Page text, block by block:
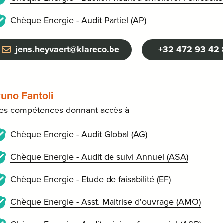
Chèque Energie - Audit Partiel (AP)
jens.heyvaert@klareco.be +32 472 93 42
Fantoli
compétences donnant accès à
Chèque Energie - Audit Global (AG)
Chèque Energie - Audit de suivi Annuel (ASA)
Chèque Energie - Etude de faisabilité (EF)
Chèque Energie - Asst. Maitrise d'ouvrage (AMO)